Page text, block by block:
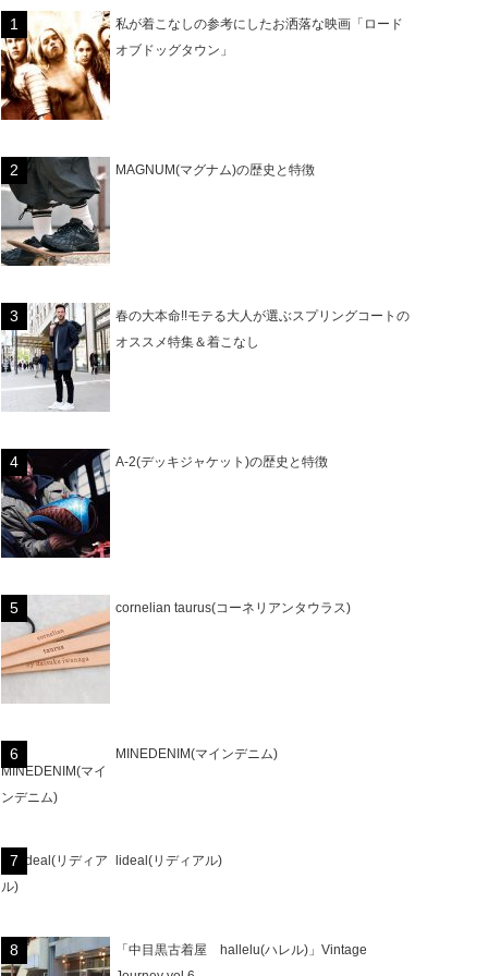
私が着こなしの参考にしたお洒落な映画「ロード
オブドッグタウン」
MAGNUM(マグナム)の歴史と特徴
春の大本命!!モテる大人が選ぶスプリングコートの
オススメ特集＆着こなし
A-2(デッキジャケット)の歴史と特徴
cornelian taurus(コーネリアンタウラス)
MINEDENIM(マインデニム)
lideal(リディアル)
「中目黒古着屋 hallelu(ハレル)」Vintage